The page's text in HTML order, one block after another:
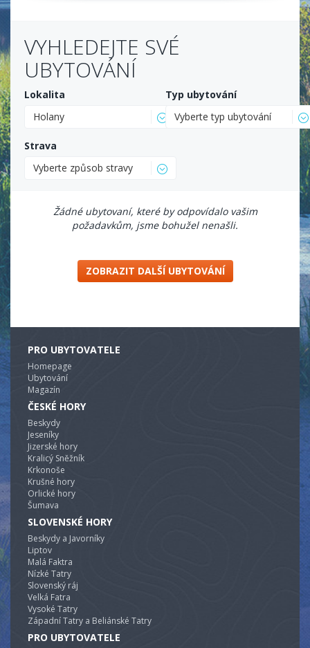
VYHLEDEJTE SVÉ
UBYTOVÁNÍ
Lokalita
Holany
Typ ubytování
Vyberte typ ubytování
Strava
Vyberte způsob stravy
Žádné ubytovaní, které by odpovídalo vašim
požadavkům, jsme bohužel nenašli.
ZOBRAZIT DALŠÍ UBYTOVÁNÍ
PRO UBYTOVATELE
Homepage
Ubytování
Magazín
ČESKÉ HORY
Beskydy
Jeseníky
Jizerské hory
Kralicý Sněžník
Krkonoše
Krušné hory
Orlické hory
Šumava
SLOVENSKÉ HORY
Beskydy a Javorníky
Liptov
Malá Faktra
Nízké Tatry
Slovenský ráj
Velká Fatra
Vysoké Tatry
Západní Tatry a Beliánské Tatry
PRO UBYTOVATELE